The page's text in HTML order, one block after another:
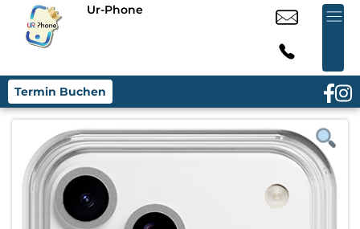
Ur-Phone
Termin Buchen